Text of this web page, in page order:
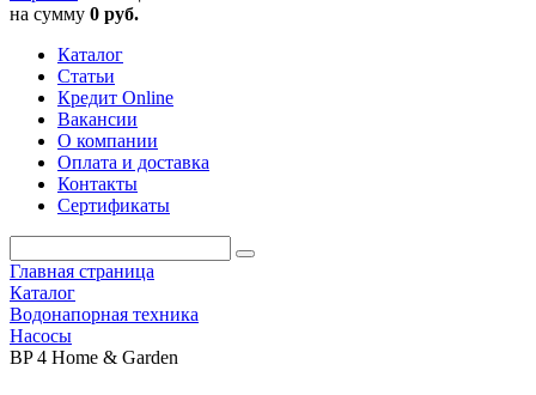
на сумму 0 руб.
Каталог
Статьи
Кредит Online
Вакансии
О компании
Оплата и доставка
Контакты
Сертификаты
Главная страница
Каталог
Водонапорная техника
Насосы
BP 4 Home & Garden